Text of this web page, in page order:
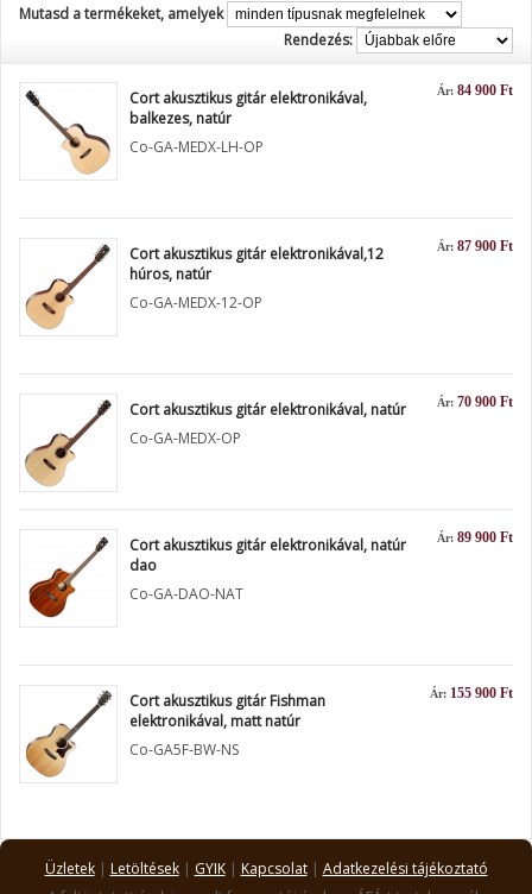
Mutasd a termékeket, amelyek
Rendezés:
Ár: 84 900 Ft
Cort akusztikus gitár elektronikával,
balkezes, natúr
Co-GA-MEDX-LH-OP
Ár: 87 900 Ft
Cort akusztikus gitár elektronikával,12
húros, natúr
Co-GA-MEDX-12-OP
Ár: 70 900 Ft
Cort akusztikus gitár elektronikával, natúr
Co-GA-MEDX-OP
Ár: 89 900 Ft
Cort akusztikus gitár elektronikával, natúr
dao
Co-GA-DAO-NAT
Ár: 155 900 Ft
Cort akusztikus gitár Fishman
elektronikával, matt natúr
Co-GA5F-BW-NS
Üzletek| Letöltések| GYIK| Kapcsolat| Adatkezelési tájékoztató